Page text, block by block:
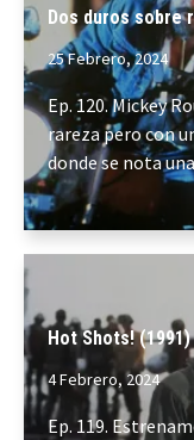
Dos duros sobre
25 Febrero, 2024
Ep. 120. Mickey
rareza pero con
donde se nota
Hot Shots! (1991)
4 Febrero, 2024
Ep. 119.